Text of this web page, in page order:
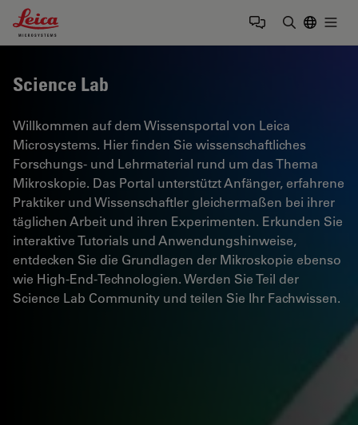
Leica Microsystems Logo
Science Lab
Willkommen auf dem Wissensportal von Leica
Microsystems. Hier finden Sie wissenschaftliches
Forschungs- und Lehrmaterial rund um das Thema
Mikroskopie. Das Portal unterstützt Anfänger, erfahrene
Praktiker und Wissenschaftler gleichermaßen bei ihrer
täglichen Arbeit und ihren Experimenten. Erkunden Sie
interaktive Tutorials und Anwendungshinweise,
entdecken Sie die Grundlagen der Mikroskopie ebenso
wie High-End-Technologien. Werden Sie Teil der
Science Lab Community und teilen Sie Ihr Fachwissen.